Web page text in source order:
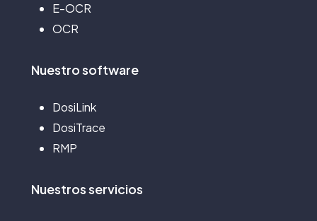
E-OCR
OCR
Nuestrosoftware
DosiLink
DosiTrace
RMP
Nuestrosservicios